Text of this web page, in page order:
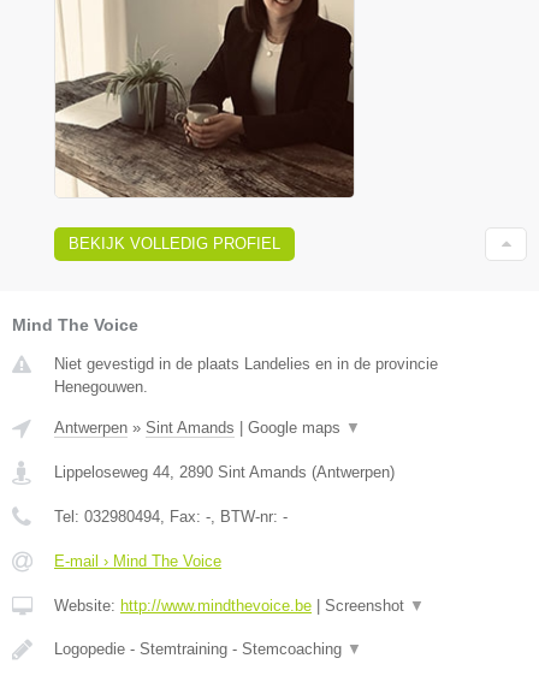
BEKIJK VOLLEDIG PROFIEL
Mind The Voice
Niet gevestigd in de plaats Landelies en in de provincie
Henegouwen.
Antwerpen » Sint Amands | Google maps ▼
Lippeloseweg 44 2890 Sint Amands (Antwerpen)
Tel: 032980494 , Fax: - , BTW-nr: -
E-mail › Mind The Voice
Website: http://www.mindthevoice.be | Screenshot ▼
Logopedie - Stemtraining - Stemcoaching ▼